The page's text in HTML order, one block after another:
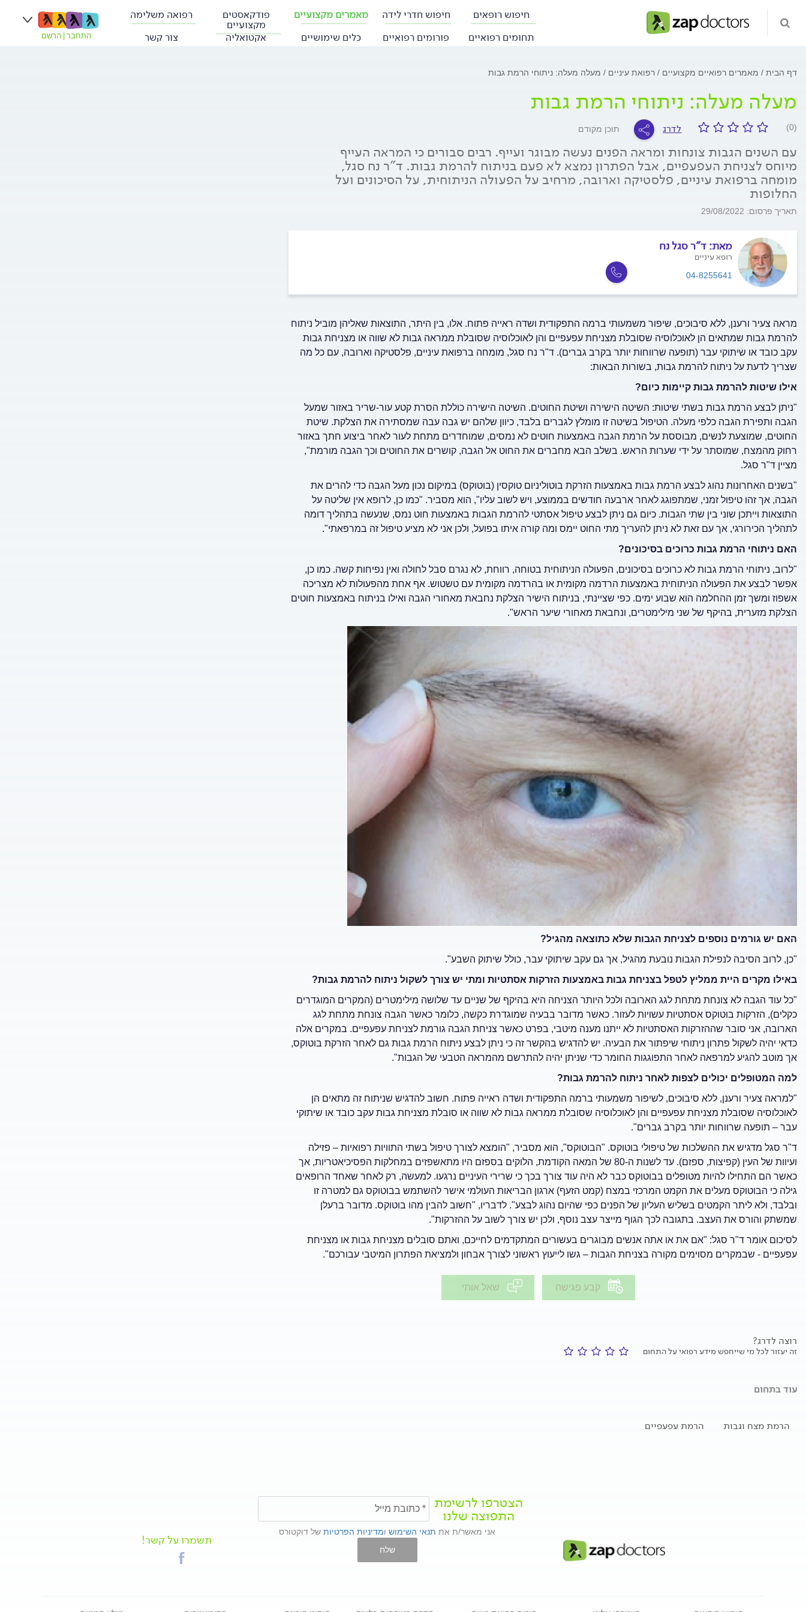
חיפוש רופאים חיפוש חדרי לידה מאמרים מקצועיים פודקאסטים
מקצועיים
רפואה משלימה
תחומים רפואיים
פורומים רפואיים כלים שימושיים אקטואליה צור קשר התחבר הרשם
דף הבית מאמרים רפואיים מקצועיים רפואת עיניים מעלה מעלה: ניתוחי הרמת גבות
מעלה מעלה: ניתוחי הרמת גבות
(0) לדרג תוכן מקודם
עם השנים הגבות צונחות ומראה הפנים נעשה מבוגר ועייף. רבים סבורים כי המראה העייף
מיוחס לצניחת העפעפיים, אבל הפתרון נמצא לא פעם בניתוח להרמת גבות. ד"ר נח סגל,
מומחה ברפואת עיניים, פלסטיקה וארובה, מרחיב על הפעולה הניתוחית, על הסיכונים ועל
החלופות
תאריך פרסום: 29/08/2022
מאת: ד"ר סגל נח
רופא עיניים
04-8255641
מראה צעיר ורענן, ללא סיבוכים, שיפור משמעותי ברמה התפקודית ושדה ראייה פתוח. אלו, בין היתר, התוצאות שאליהן מוביל ניתוח
להרמת גבות שמתאים הן לאוכלוסיה שסובלת מצניחת עפעפיים והן לאוכלוסיה שסובלת ממראה גבות לא שווה או מצניחת גבות
עקב כובד או שיתוקי עבר (תופעה שרווחות יותר בקרב גברים). ד"ר נח סגל, מומחה ברפואת עיניים, פלסטיקה וארובה, עם כל מה
שצריך לדעת על ניתוח להרמת גבות, בשורות הבאות:
אילו שיטות להרמת גבות קיימות כיום?
"ניתן לבצע הרמת גבות בשתי שיטות: השיטה הישירה ושיטת החוטים. השיטה הישירה כוללת הסרת קטע עור-שריר באזור שמעל
הגבה ותפירת הגבה כלפי מעלה. הטיפול בשיטה זו מומלץ לגברים בלבד, כיוון שלהם יש גבה עבה שמסתירה את הצלקת. שיטת
החוטים, שמוצעת לנשים, מבוססת על הרמת הגבה באמצעות חוטים לא נמסים, שמוחדרים מתחת לעור לאחר ביצוע חתך באזור
רחוק מהמצח, שמוסתר על ידי שערות הראש. בשלב הבא מחברים את החוט אל הגבה, קושרים את החוטים וכך הגבה מורמת",
מציין ד"ר סגל.
"בשנים האחרונות נהוג לבצע הרמת גבות באמצעות הזרקת בוטוליניום טוקסין (בוטוקס) במיקום נכון מעל הגבה כדי להרים את
הגבה, אך זהו טיפול זמני, שמתפוגג לאחר ארבעה חודשים בממוצע, ויש לשוב עליו", הוא מסביר. "כמו כן, לרופא אין שליטה על
התוצאות וייתכן שוני בין שתי הגבות. כיום גם ניתן לבצע טיפול אסתטי להרמת הגבות באמצעות חוט נמס, שנעשה בתהליך דומה
לתהליך הכירורגי, אך עם זאת לא ניתן להעריך מתי החוט יימס ומה קורה איתו בפועל, ולכן אני לא מציע טיפול זה במרפאתי".
האם ניתוחי הרמת גבות כרוכים בסיכונים?
"לרוב, ניתוחי הרמת גבות לא כרוכים בסיכונים, הפעולה הניתוחית בטוחה, רווחת, לא נגרם סבל לחולה ואין נפיחות קשה. כמו כן,
אפשר לבצע את הפעולה הניתוחית באמצעות הרדמה מקומית או בהרדמה מקומית עם טשטוש. אף אחת מהפעולות לא מצריכה
אשפוז ומשך זמן ההחלמה הוא שבוע ימים. כפי שציינתי, בניתוח הישיר הצלקת נחבאת מאחורי הגבה ואילו בניתוח באמצעות חוטים
הצלקת מזערית, בהיקף של שני מילימטרים, ונחבאת מאחורי שיער הראש".
האם יש גורמים נוספים לצניחת הגבות שלא כתוצאה מהגיל?
"כן, לרוב הסיבה לנפילת הגבות נובעת מהגיל, אך גם עקב שיתוקי עבר, כולל שיתוק השבע".
באילו מקרים היית ממליץ לטפל בצניחת גבות באמצעות הזרקות אסתטיות ומתי יש צורך לשקול ניתוח להרמת גבות?
"כל עוד הגבה לא צונחת מתחת לגג הארובה ולכל היותר הצניחה היא בהיקף של שניים עד שלושה מילימטרים (המקרים המוגדרים
כקלים), הזרקות בוטוקס אסתטיות עשויות לעזור. כאשר מדובר בבעיה שמוגדרת כקשה, כלומר כאשר הגבה צונחת מתחת לגג
הארובה, אני סובר שההזרקות האסתטיות לא ייתנו מענה מיטבי, בפרט כאשר צניחת הגבה גורמת לצניחת עפעפיים. במקרים אלה
כדאי יהיה לשקול פתרון ניתוחי שיפתור את הבעיה. יש להדגיש בהקשר זה כי ניתן לבצע ניתוח הרמת גבות גם לאחר הזרקת בוטוקס,
אך מוטב להגיע למרפאה לאחר התפוגגות החומר כדי שניתן יהיה להתרשם מהמראה הטבעי של הגבות".
למה המטופלים יכולים לצפות לאחר ניתוח להרמת גבות?
"למראה צעיר ורענן, ללא סיבוכים, לשיפור משמעותי ברמה התפקודית ושדה ראייה פתוח. חשוב להדגיש שניתוח זה מתאים הן
לאוכלוסיה שסובלת מצניחת עפעפיים והן לאוכלוסיה שסובלת ממראה גבות לא שווה או סובלת מצניחת גבות עקב כובד או שיתוקי
עבר – תופעה שרווחות יותר בקרב גברים".
ד"ר סגל מדגיש את ההשלכות של טיפולי בוטוקס. "הבוטוקס", הוא מסביר, "הומצא לצורך טיפול בשתי התוויות רפואיות – פזילה
ועיוות של העין (קפיצות, ספזם). עד לשנות ה-80 של המאה הקודמת, הלוקים בספזם היו מתאשפזים במחלקות הפסיכיאטריות, אך
כאשר הם התחילו להיות מטופלים בבוטוקס כבר לא היה עוד צורך בכך כי שרירי העיניים נרגעו. למעשה, רק לאחר שאחד הרופאים
גילה כי הבוטוקס מעלים את הקמט המרכזי במצח (קמט הזעף) ארגון הבריאות העולמי אישר להשתמש בבוטוקס גם למטרה זו
ובלבד, ולא ליתר הקמטים בשליש העליון של הפנים כפי שהיום נהוג לבצע". לדבריו, "חשוב להבין מהו בוטוקס. מדובר ברעלן
שמשתק והורס את העצב. בתגובה לכך הגוף מייצר עצב נוסף, ולכן יש צורך לשוב על ההזרקות".
לסיכום אומר ד"ר סגל: "אם את או אתה אנשים מבוגרים בעשורים המתקדמים לחייכם, ואתם סובלים מצניחת גבות או מצניחת
עפעפיים - שבמקרים מסוימים מקורה בצניחת הגבות – גשו לייעוץ ראשוני לצורך אבחון ולמציאת הפתרון המיטבי עבורכם".
קבע פגישה שאל אותי
רוצה לדרג?
זה יעזור לכל מי שייחפש מידע רפואי על התחום
עוד בתחום
הרמת מצח וגבות הרמת עפעפיים
הצטרפו לרשימת
התפוצה שלנו
אני מאשר/ת את תנאי השימוש ומדיניות הפרטיות של דוקטורס
שלח
תשמרו על קשר!